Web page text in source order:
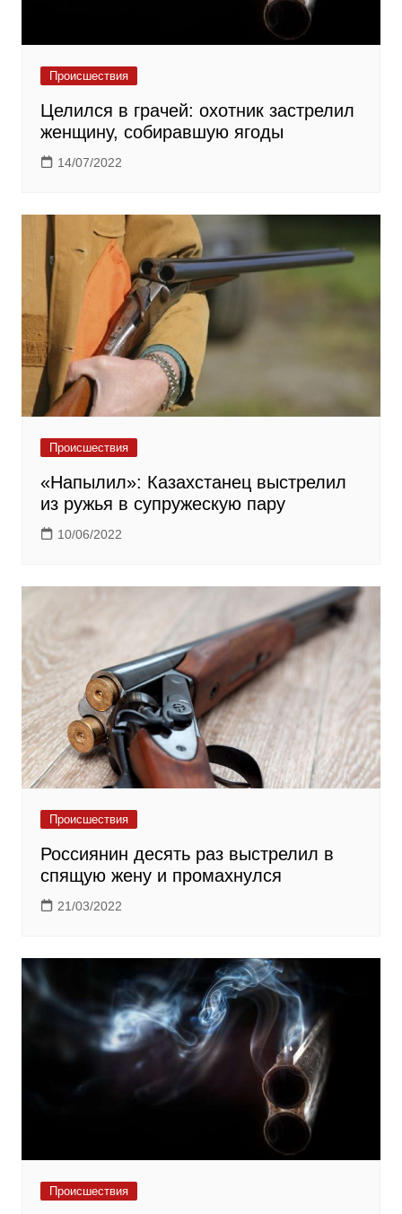
Происшествия
Целился в грачей: охотник застрелил
женщину, собиравшую ягоды
14/07/2022
Происшествия
«Напылил»: Казахстанец выстрелил
из ружья в супружескую пару
10/06/2022
Происшествия
Россиянин десять раз выстрелил в
спящую жену и промахнулся
21/03/2022
Происшествия